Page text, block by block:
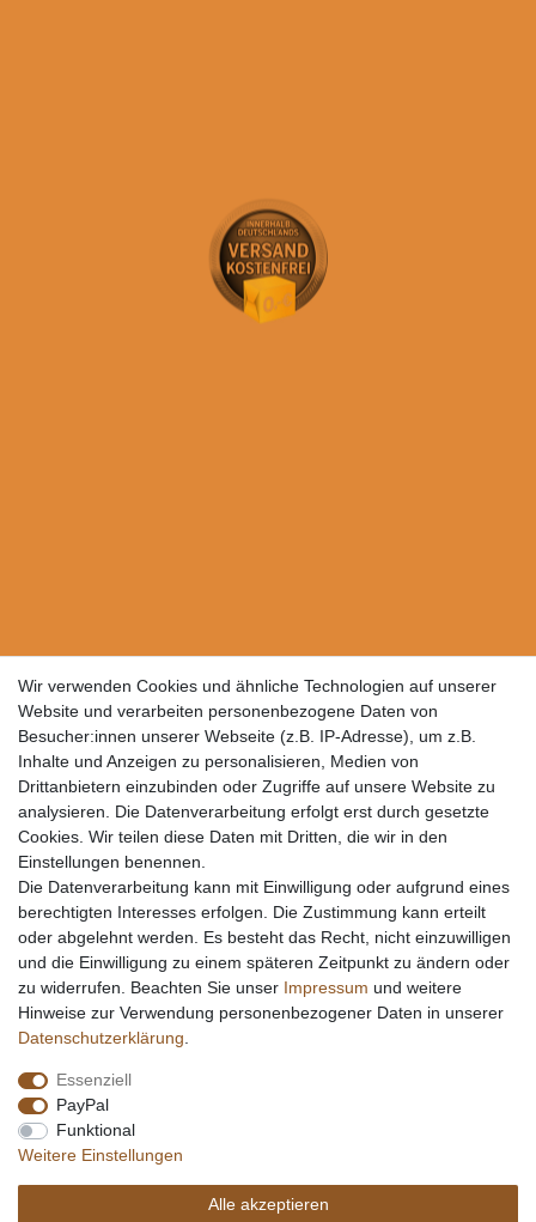
Wir verwenden Cookies und ähnliche Technologien auf unserer
Website und verarbeiten personenbezogene Daten von
Besucher:innen unserer Webseite (z.B. IP-Adresse), um z.B.
Inhalte und Anzeigen zu personalisieren, Medien von
Drittanbietern einzubinden oder Zugriffe auf unsere Website zu
analysieren. Die Datenverarbeitung erfolgt erst durch gesetzte
Cookies. Wir teilen diese Daten mit Dritten, die wir in den
Einstellungen benennen.
Die Datenverarbeitung kann mit Einwilligung oder aufgrund eines
berechtigten Interesses erfolgen. Die Zustimmung kann erteilt
oder abgelehnt werden. Es besteht das Recht, nicht einzuwilligen
und die Einwilligung zu einem späteren Zeitpunkt zu ändern oder
zu widerrufen. Beachten Sie unser Impressum und weitere
Hinweise zur Verwendung personenbezogener Daten in unserer
Daten­schutz­erklärung
Essenziell
PayPal
Funktional
Weitere Einstellungen
Alle akzeptieren